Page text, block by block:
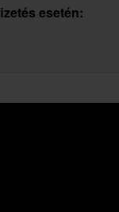
esetén: